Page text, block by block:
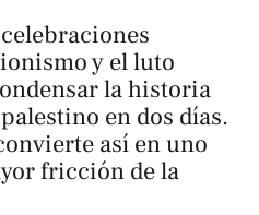
y el luto
la historia
en dos días.
así en uno
fricción de la